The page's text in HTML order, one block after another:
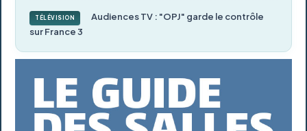
TÉLÉVISION
Audiences TV : "OPJ" garde le contrôle
sur France 3